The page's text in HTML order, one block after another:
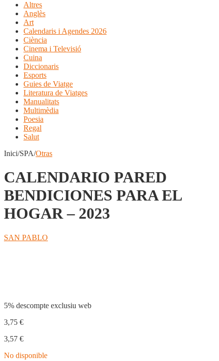
Altres
Anglès
Art
Calendaris i Agendes 2026
Ciència
Cinema i Televisió
Cuina
Diccionaris
Esports
Guies de Viatge
Literatura de Viatges
Manualitats
Multimèdia
Poesia
Regal
Salut
Inici/SPA/Otras
CALENDARIO PARED
BENDICIONES PARA EL
HOGAR – 2023
SAN PABLO
5% descompte exclusiu web
3,75 €
3,57 €
No disponible